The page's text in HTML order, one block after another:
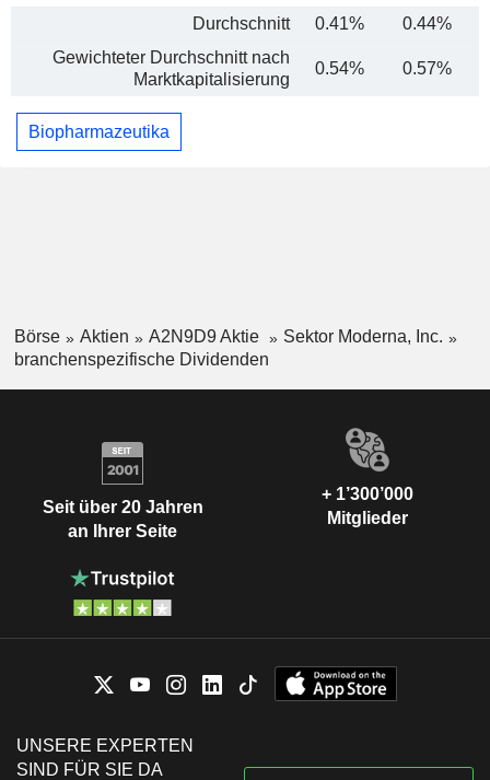
Durchschnitt
0.41%
0.44%
Gewichteter Durchschnitt nach
Marktkapitalisierung
0.54% 0.57%
Biopharmazeutika
Börse Aktien A2N9D9 Aktie
Sektor Moderna, Inc.
branchenspezifische Dividenden
Seit über 20 Jahren
an Ihrer Seite
+ 1’300’000
Mitglieder
UNSERE EXPERTEN
SIND FÜR SIE DA